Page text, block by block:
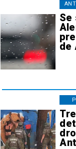
Se
de